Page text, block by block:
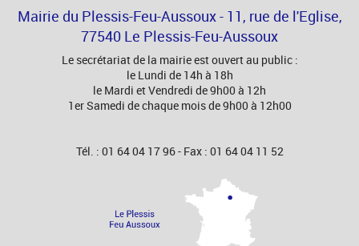
Mairie du Plessis-Feu-Aussoux - 11, rue de l'Eglise,
77540 Le Plessis-Feu-Aussoux
Le secrétariat de la mairie est ouvert au public :
le Lundi de 14h à 18h
le Mardi et Vendredi de 9h00 à 12h
1er Samedi de chaque mois de 9h00 à 12h00
Tél. : 01 64 04 17 96 - Fax : 01 64 04 11 52